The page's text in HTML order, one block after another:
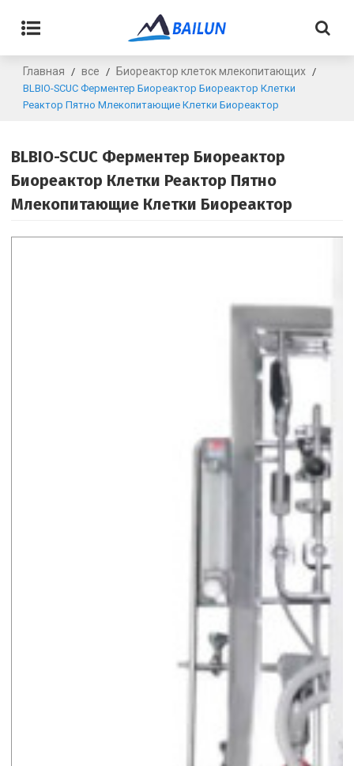
Главная / все / Биореактор клеток млекопитающих /
BLBIO-SCUC Ферментер Биореактор Биореактор Клетки
Реактор Пятно Млекопитающие Клетки Биореактор
BLBIO-SCUC Ферментер Биореактор
Биореактор Клетки Реактор Пятно
Млекопитающие Клетки Биореактор